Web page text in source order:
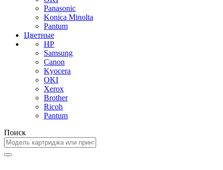
Panasonic
Konica Minolta
Pantum
Цветные
HP
Samsung
Canon
Kyocera
OKI
Xerox
Brother
Ricoh
Pantum
Поиск